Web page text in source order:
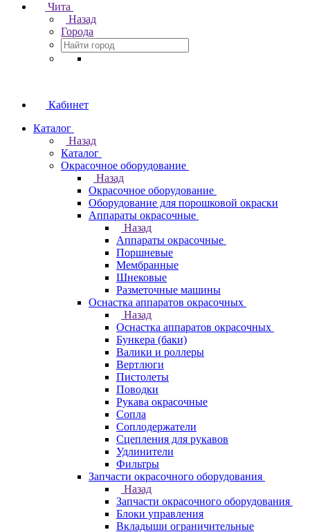
Чита
Назад
Города
Кабинет
Каталог
Назад
Каталог
Окрасочное оборудование
Назад
Окрасочное оборудование
Оборудование для порошковой окраски
Аппараты окрасочные
Назад
Аппараты окрасочные
Поршневые
Мембранные
Шнековые
Разметочные машины
Оснастка аппаратов окрасочных
Назад
Оснастка аппаратов окрасочных
Бункера (баки)
Валики и роллеры
Вертлюги
Пистолеты
Поводки
Рукава окрасочные
Сопла
Соплодержатели
Сцепления для рукавов
Удлинители
Фильтры
Запчасти окрасочного оборудования
Назад
Запчасти окрасочного оборудования
Блоки управления
Вкладыши ограничительные